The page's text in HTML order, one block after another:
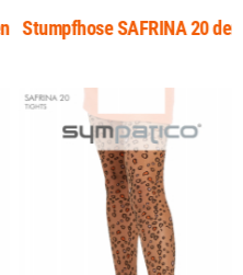
Stumpfhose SAFRINA 20 den